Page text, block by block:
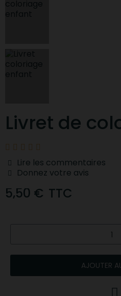
Livret de
    
Lire les commentaires
Donnez votre avis
5,50 € TTC
AJOUTER